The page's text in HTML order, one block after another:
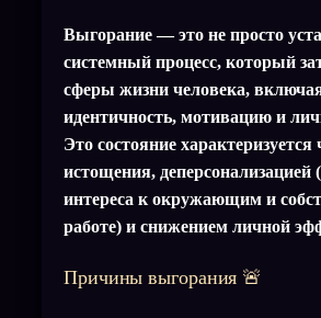
Выгорание — это не просто
системный процесс, который
сферы жизни человека,
идентичность, мотивацию и
Это состояние характеризуется
истощения, деперсонализацией
интереса к окружающим и
работе) и снижением личной
Причины выгорания 🚨